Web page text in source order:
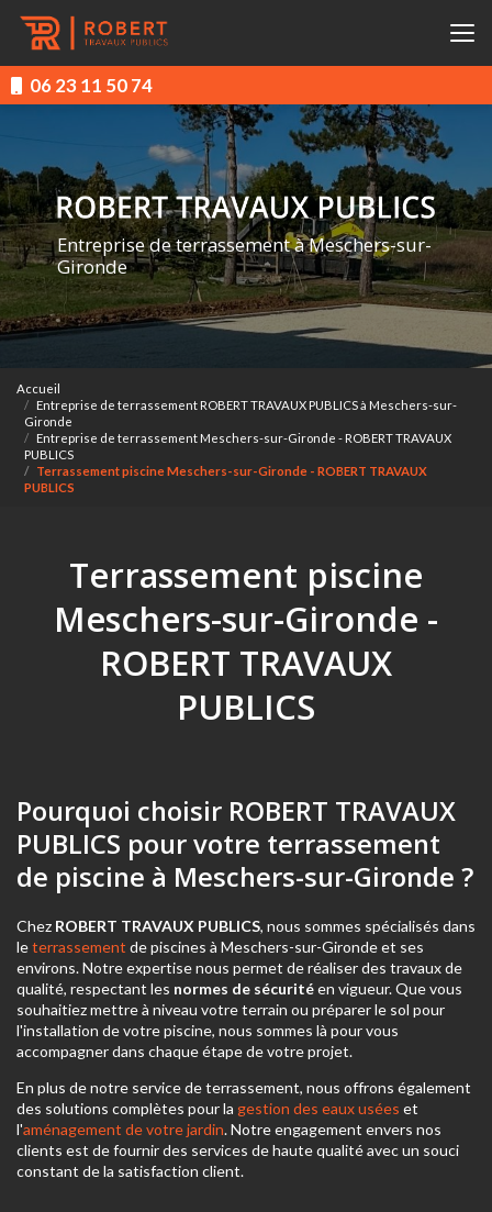
contenu
principal
06 23 11 50 74
Entreprise de terrassement à Meschers-sur-
Gironde
Accueil
Entreprise de terrassement ROBERT TRAVAUX PUBLICS à Meschers-sur-
Gironde
Entreprise de terrassement Meschers-sur-Gironde - ROBERT TRAVAUX
PUBLICS
Terrassement piscine Meschers-sur-Gironde - ROBERT TRAVAUX
PUBLICS
Terrassement piscine
Meschers-sur-Gironde -
ROBERT TRAVAUX
PUBLICS
Pourquoi choisir ROBERT TRAVAUX
PUBLICS pour votre terrassement
de piscine à Meschers-sur-Gironde ?
Chez ROBERT TRAVAUX PUBLICS, nous sommes spécialisés dans
leterrassement de piscines à Meschers-sur-Gironde et ses
environs. Notre expertise nous permet de réaliser des travaux de
qualité, respectant les normes de sécuritéen vigueur. Que vous
souhaitiez mettre à niveau votre terrain ou préparer le sol pour
l'installation de votre piscine, nous sommes là pour vous
accompagner dans chaque étape de votre projet.
En plus de notre service de terrassement, nous offrons également
des solutions complètes pour la gestion des eaux usées et
l'aménagement de votre jardin. Notre engagement envers nos
clients est de fournir des services de haute qualité avec un souci
constant de la satisfaction client.